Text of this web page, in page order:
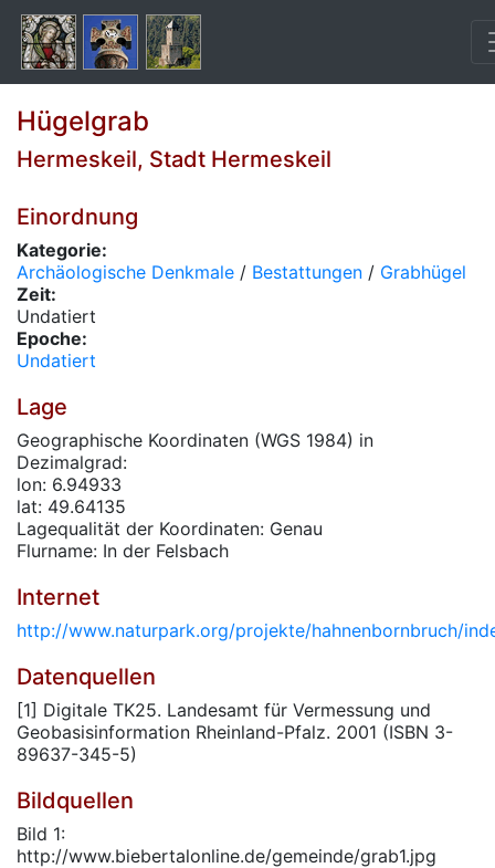
Hügelgrab
Hermeskeil, Stadt Hermeskeil
Einordnung
Kategorie:
Archäologische Denkmale / Bestattungen / Grabhügel
Zeit:
Undatiert
Epoche:
Undatiert
Lage
Geographische Koordinaten (WGS 1984) in
Dezimalgrad:
lon: 6.94933
lat: 49.64135
Lagequalität der Koordinaten: Genau
Flurname: In der Felsbach
Internet
http://www.naturpark.org/projekte/hahnenbornbruch/
Datenquellen
[1] Digitale TK25. Landesamt für Vermessung und
Geobasisinformation Rheinland-Pfalz. 2001 (ISBN 3-
89637-345-5)
Bildquellen
Bild 1:
http://www.biebertalonline.de/gemeinde/grab1.jpg